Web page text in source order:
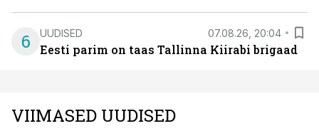
6 UUDISED 07.08.26, 20:04
Eesti parim on taas Tallinna Kiirabi brigaad
VIIMASED UUDISED